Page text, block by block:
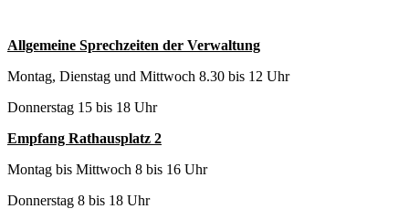
Allgemeine Sprechzeiten der Verwaltung
Montag, Dienstag und Mittwoch 8.30 bis 12 Uhr
Donnerstag 15 bis 18 Uhr
Empfang Rathausplatz 2
Montag bis Mittwoch 8 bis 16 Uhr
Donnerstag 8 bis 18 Uhr